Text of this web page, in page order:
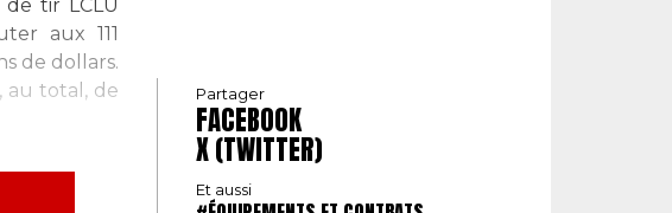
tir LCLU
aux 111
de dollars.
au total, de
Partager
FACEBOOK
X (TWITTER)
Et aussi